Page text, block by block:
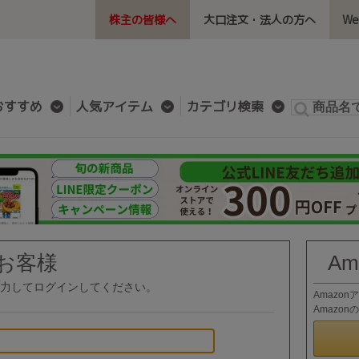
株主の皆様へ 大口注文・法人の方へ
すめ 人気アイテム カテゴリ検索
客様
してログインしてください。
Amazon
Amazon